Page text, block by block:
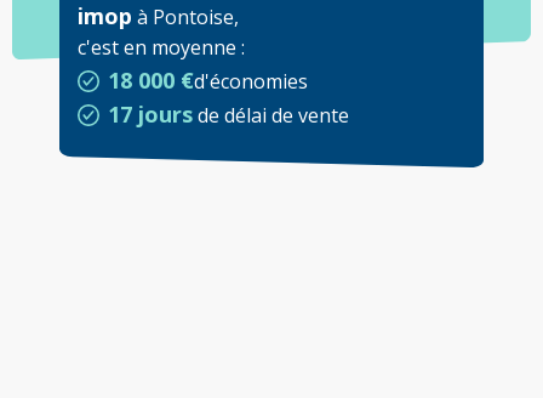
imop à Pontoise,
c'est en moyenne :
18 000 €d'économies
17 joursde délai de vente